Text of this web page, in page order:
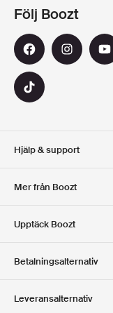
Hjälp & support
Mer från Boozt
Club Boozt
Upptäck Boozt
Press & utmärkelser
Följ Boozt
Betalningsalternativ
Leveransalternativ